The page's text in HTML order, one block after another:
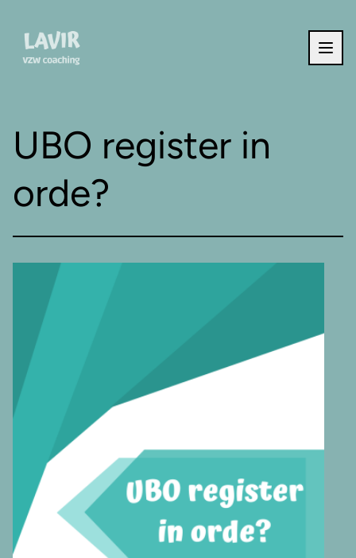
Ga naar de inhoud
UBO register in
orde?